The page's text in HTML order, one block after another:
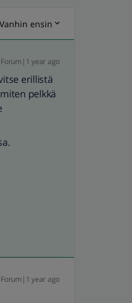
Vanhin ensin
year ago
erillistä
pelkkä
year ago